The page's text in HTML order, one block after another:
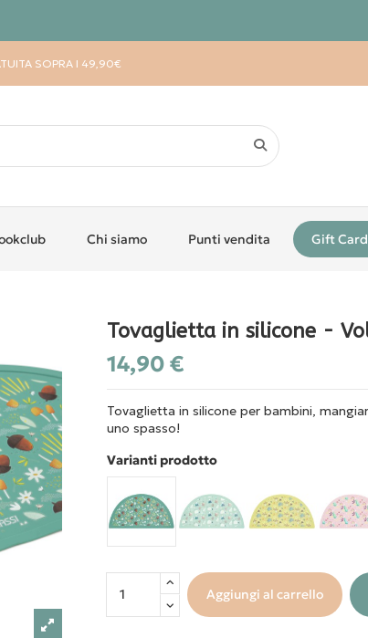
SOPRA I 49,90€
Chi siamo Punti vendita Gift Card
Tovaglietta in silicone -
14,90 €
Tovaglietta in silicone per bambini,
uno spasso!
Varianti prodotto
Aggiungi al carrello